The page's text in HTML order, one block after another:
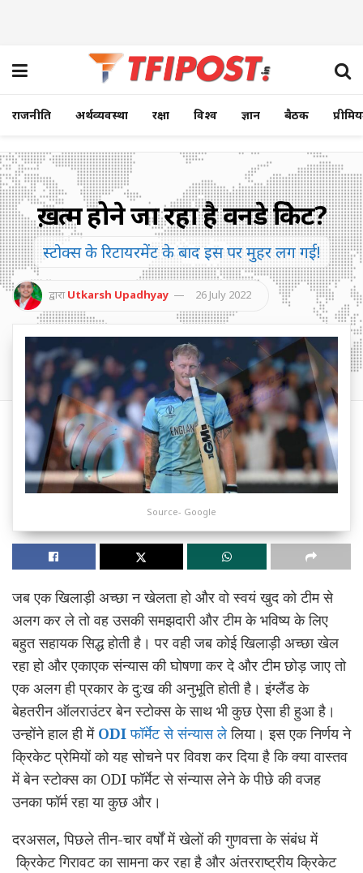
राजनीति अर्थव्यवस्था रक्षा विश्व ज्ञान बैठक
ख़त्म होने जा रहा है वनडे क्रिकेट?
स्टोक्स के रिटायरमेंट के बाद इस पर मुहर लग गई!
द्वारा Utkarsh Upadhyay 26 July 2022
Source- Google
जब एक खिलाड़ी अच्छा न खेलता हो और वो स्वयं खुद को टीम से
अलग कर ले तो वह उसकी समझदारी और टीम के भविष्य के लिए
बहुत सहायक सिद्ध होती है। पर वही जब कोई खिलाड़ी अच्छा खेल
रहा हो और एकाएक संन्यास की घोषणा कर दे और टीम छोड़ जाए तो
एक अलग ही प्रकार के दु:ख की अनुभूति होती है। इंग्लैंड के
बेहतरीन ऑलराउंटर बेन स्टोक्स के साथ भी कुछ ऐसा ही हुआ है।
उन्होंने हाल ही में ODIफॉर्मेट से संन्यास लेलिया। इस एक निर्णय ने
क्रिकेट प्रेमियों को यह सोचने पर विवश कर दिया है कि क्या वास्तव
में बेन स्टोक्स का ODI फॉर्मेट से संन्यास लेने के पीछे की वजह
उनका फॉर्म रहा या कुछ और।
दरअसल,पिछले तीन-चार वर्षों में खेलों की गुणवत्ता के संबंध में
क्रिकेट गिरावट का सामना कर रहा है और अंतरराष्ट्रीय क्रिकेट